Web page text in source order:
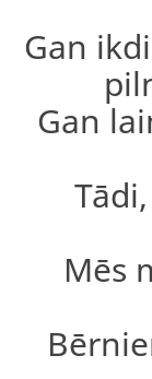
Gan
Gan
Mēs